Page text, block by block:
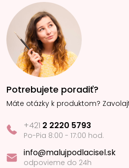
Potrebujete poradiť?
Máte otázky k produktom?
+421 2 2220 5793
Po-Pia 8:00 - 17:00 hod.
info@malujpodlacisel.sk
odpovieme do 24h